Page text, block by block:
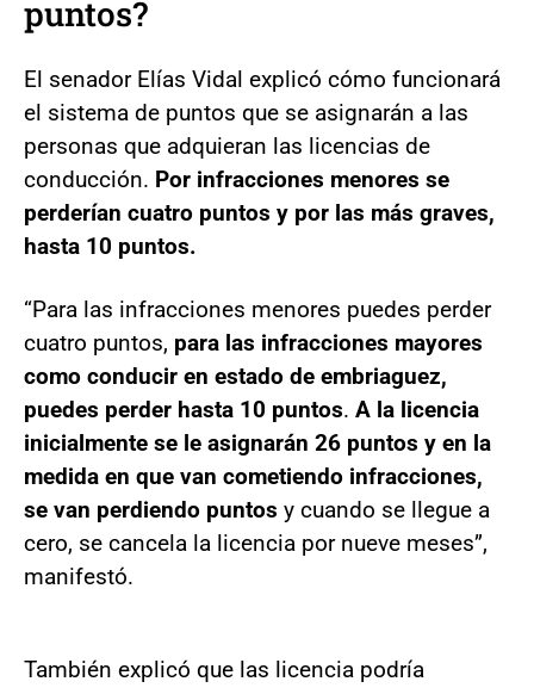
puntos?
El senador Elías Vidal explicó cómo funcionará
el sistema de puntos que se asignarán a las
personas que adquieran las licencias de
conducción. Por infracciones menores se
perderían cuatro puntos y por las más graves,
hasta 10 puntos.
“Para las infracciones menores puedes perder
cuatro puntos, para las infracciones mayores
como conducir en estado de embriaguez,
puedes perder hasta 10 puntos. A la licencia
inicialmente se le asignarán 26 puntos y en la
medida en que van cometiendo infracciones,
se van perdiendo puntos y cuando se llegue a
cero, se cancela la licencia por nueve meses”,
manifestó.
También explicó que las licencia podría